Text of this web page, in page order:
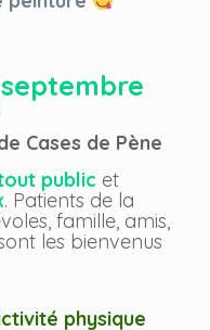
Cases de Pène
public et
. Patients de la
famille, amis,
les bienvenus
physique